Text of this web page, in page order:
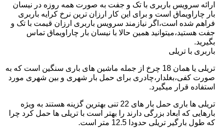
ارائه سرویس باربری با تک و جفت به صورت همه روزه در نیسان
بار چاراویماق است و برای این کار ارزان ترین نرخ کرایه باربری
فراهم شده است،اگر نیازمند سرویس باربری ارزان قیمت با تک و
جفت هستید،میتوانید همین حالا با نیسان بار چاراویماق تماس
بگیرید.
باربری با تریلی
تریلی یا همان 18 چرخ از جمله ماشین های باری سنگین است که به
صورت کفی،بغلدار،چادری برای حمل بار شهری و بین شهری مورد
استفاده قرار میگیرد.
تریلی ها باری حمل بار های 22 تنی بهترین گزینه هستند به ویژه
بارهایی که ابعاد بزرگی دارند را بهتر است با تریلی ها حمل کرد چرا
که طول بارگیر تریلی حدودا 12.5 متر است.